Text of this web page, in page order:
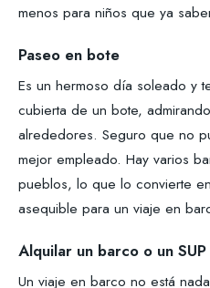
menos para niños que ya
Paseo en bote
Es un hermoso día soleado y
cubierta de un bote,
alrededores. Seguro que no
mejor empleado. Hay varios
pueblos, lo que lo convierte
asequible para un viaje en
Alquilar un barco o un SUP
Un viaje en barco no está